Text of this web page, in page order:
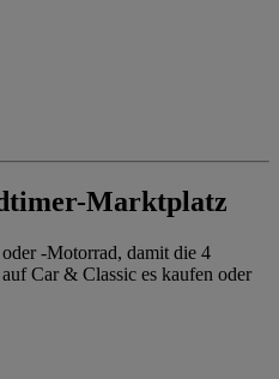
Marktplatz
-Motorrad, damit die 4
Car & Classic es kaufen oder